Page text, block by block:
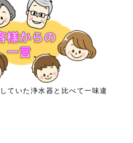
ていた浄水器と比べて一味違